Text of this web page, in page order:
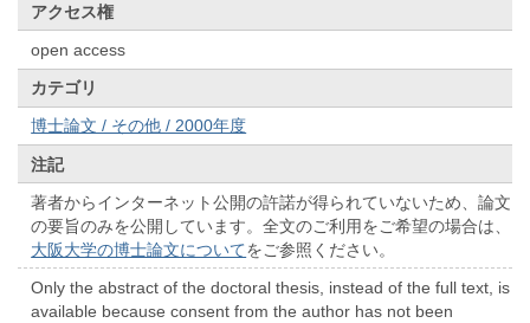
アクセス権
open access
カテゴリ
博士論文 / その他 / 2000年度
注記
著者からインターネット公開の許諾が得られていないため、論文
の要旨のみを公開しています。全文のご利用をご希望の場合は、
大阪大学の博士論文についてをご参照ください。
Only the abstract of the doctoral thesis, instead of the full text, is
available because consent from the author has not been